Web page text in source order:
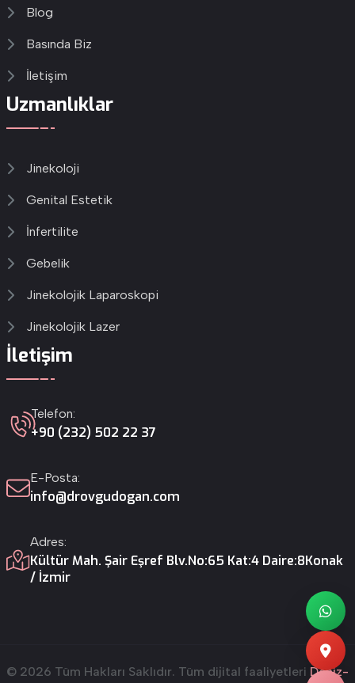
Blog
Basında Biz
İletişim
Uzmanlıklar
Jinekoloji
Genital Estetik
İnfertilite
Gebelik
Jinekolojik Laparoskopi
Jinekolojik Lazer
İletişim
Telefon:
+90 (232) 502 22 37
E-Posta:
info@drovgudogan.com
Adres:
Kültür Mah. Şair Eşref Blv.No:65 Kat:4 Daire:8Konak
/ İzmir
© 2026 Tüm Hakları Saklıdır. Tüm dijital faaliyetleri Deniz-